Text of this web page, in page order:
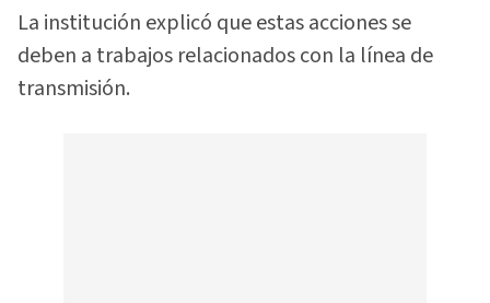
La institución explicó que estas acciones se
deben a trabajos relacionados con la línea de
transmisión.